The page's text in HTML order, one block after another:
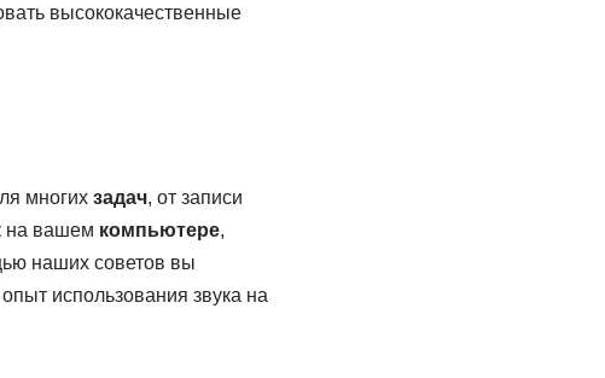
высококачественные
многих задач, от записи
на вашем компьютере,
наших советов вы
использования звука на